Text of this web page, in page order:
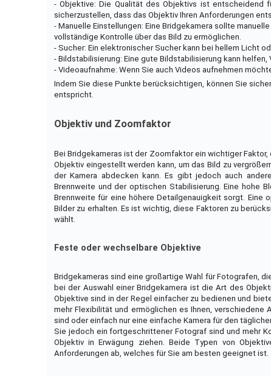
- Objektive: Die Qualität des Objektivs ist entscheidend
sicherzustellen, dass das Objektiv Ihren Anforderungen
- Manuelle Einstellungen: Eine Bridgekamera sollte
vollständige Kontrolle über das Bild zu ermöglichen.
- Sucher: Ein elektronischer Sucher kann bei hellem Licht
- Bildstabilisierung: Eine gute Bildstabilisierung kann
- Videoaufnahme: Wenn Sie auch Videos aufnehmen
Indem Sie diese Punkte berücksichtigen, können Sie
entspricht.
Objektiv und Zoomfaktor
Bei Bridgekameras ist der Zoomfaktor ein wichtiger
Objektiv eingestellt werden kann, um das Bild zu
der Kamera abdecken kann. Es gibt jedoch auch
Brennweite und der optischen Stabilisierung. Eine hohe
Brennweite für eine höhere Detailgenauigkeit sorgt. Eine
Bilder zu erhalten. Es ist wichtig, diese Faktoren zu
wählt.
Feste oder wechselbare Objektive
Bridgekameras sind eine großartige Wahl für Fotografen,
bei der Auswahl einer Bridgekamera ist die Art des
Objektive sind in der Regel einfacher zu bedienen und
mehr Flexibilität und ermöglichen es Ihnen, verschiedene
sind oder einfach nur eine einfache Kamera für den
Sie jedoch ein fortgeschrittener Fotograf sind und mehr
Objektiv in Erwägung ziehen. Beide Typen von
Anforderungen ab, welches für Sie am besten geeignet ist.